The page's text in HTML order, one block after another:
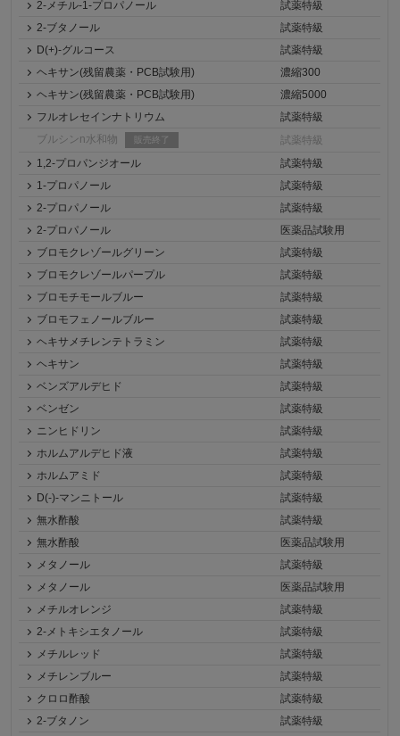
2-メチル-1-プロパノール
試薬特級
2-ブタノール
試薬特級
D(+)-グルコース
試薬特級
ヘキサン(残留農薬・PCB試験用)
濃縮300
ヘキサン(残留農薬・PCB試験用)
濃縮5000
フルオレセインナトリウム
試薬特級
ブルシンn水和物
販売終了
試薬特級
1,2-プロパンジオール
試薬特級
1-プロパノール
試薬特級
2-プロパノール
試薬特級
2-プロパノール
医薬品試験用
ブロモクレゾールグリーン
試薬特級
ブロモクレゾールパープル
試薬特級
ブロモチモールブルー
試薬特級
ブロモフェノールブルー
試薬特級
ヘキサメチレンテトラミン
試薬特級
ヘキサン
試薬特級
ベンズアルデヒド
試薬特級
ベンゼン
試薬特級
ニンヒドリン
試薬特級
ホルムアルデヒド液
試薬特級
ホルムアミド
試薬特級
D(-)-マンニトール
試薬特級
無水酢酸
試薬特級
無水酢酸
医薬品試験用
メタノール
試薬特級
メタノール
医薬品試験用
メチルオレンジ
試薬特級
2-メトキシエタノール
試薬特級
メチルレッド
試薬特級
メチレンブルー
試薬特級
クロロ酢酸
試薬特級
2-ブタノン
試薬特級